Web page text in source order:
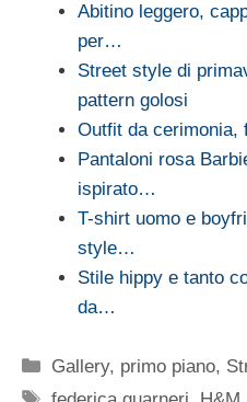
Abitino leggero,
per…
Street style di
pattern golosi
Outfit da
Pantaloni rosa
ispirato…
T-shirt uomo e
style…
Stile hippy e tanto
da…
Categorie
Gallery, primo piano,
Tag